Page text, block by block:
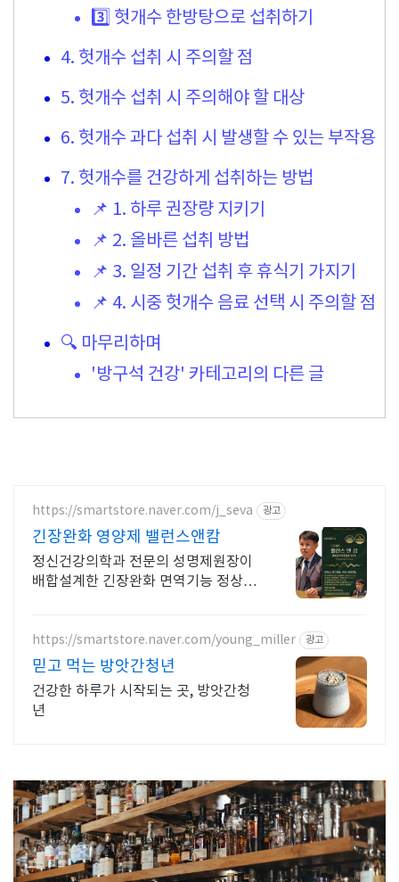
3️⃣ 헛개수 한방탕으로 섭취하기
4. 헛개수 섭취 시 주의할 점
5. 헛개수 섭취 시 주의해야 할 대상
6. 헛개수 과다 섭취 시 발생할 수 있는 부작용
7. 헛개수를 건강하게 섭취하는 방법
📌 1. 하루 권장량 지키기
📌 2. 올바른 섭취 방법
📌 3. 일정 기간 섭취 후 휴식기 가지기
📌 4. 시중 헛개수 음료 선택 시 주의할 점
🔍 마무리하며
'방구석 건강' 카테고리의 다른 글
https://smartstore.naver.com/j_seva 광고
긴장완화 영양제 밸런스앤캄
정신건강의학과 전문의 성명제원장이
배합설계한 긴장완화 면역기능 정상을
https://smartstore.naver.com/young_miller 광고
믿고 먹는 방앗간청년
건강한 하루가 시작되는 곳, 방앗간청
년